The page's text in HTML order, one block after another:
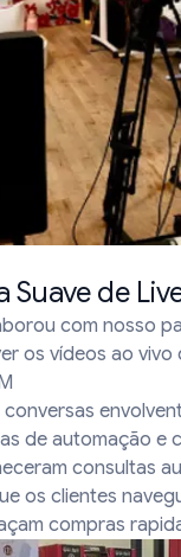
Suave de
com nosso
os vídeos ao vivo
de automação e
consultas
os clientes
compras